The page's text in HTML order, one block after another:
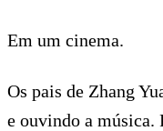
Em um cinema.
Os pais de Zhang
e ouvindo a música.